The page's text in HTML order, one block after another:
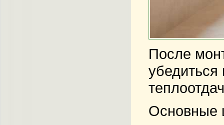
После
Основные